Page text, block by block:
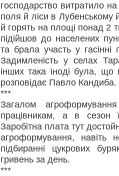
господарство витратило
поля й ліси в Лубенському
й горять на площі понад 2
підійшов до населених
та брала участь у
Задимленість у селах
інших така іноді була, що
розповідає Павло Кандиба.
***
Загалом
працівникам, а в сезон
Заробітна плата тут
агроформування, навіть
підбиранні цукрових
гривень за день.
***